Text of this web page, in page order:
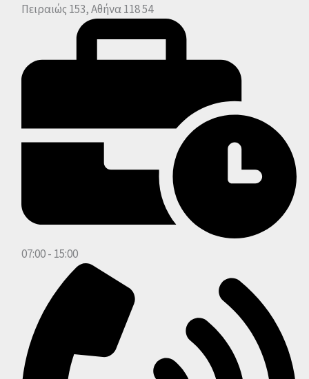
Πειραιώς 153, Αθήνα 118 54
07:00 - 15:00